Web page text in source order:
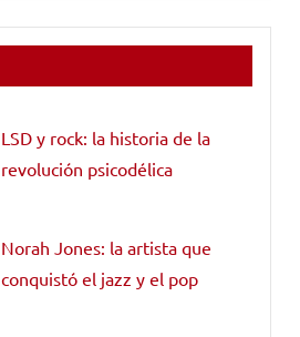
LSD y rock: la historia de la
revolución psicodélica
Norah Jones: la artista que
conquistó el jazz y el pop